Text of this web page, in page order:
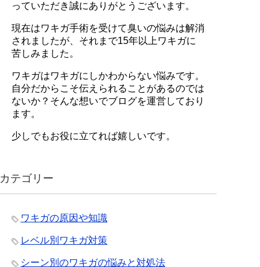
っていただき誠にありがとうございます。
現在はワキガ手術を受けて臭いの悩みは解消
されましたが、それまで15年以上ワキガに
苦しみました。
ワキガはワキガにしかわからない悩みです。
自分だからこそ伝えられることがあるのでは
ないか？そんな想いでブログを運営しており
ます。
少しでもお役に立てれば嬉しいです。
カテゴリー
ワキガの原因や知識
レベル別ワキガ対策
シーン別のワキガの悩みと対処法